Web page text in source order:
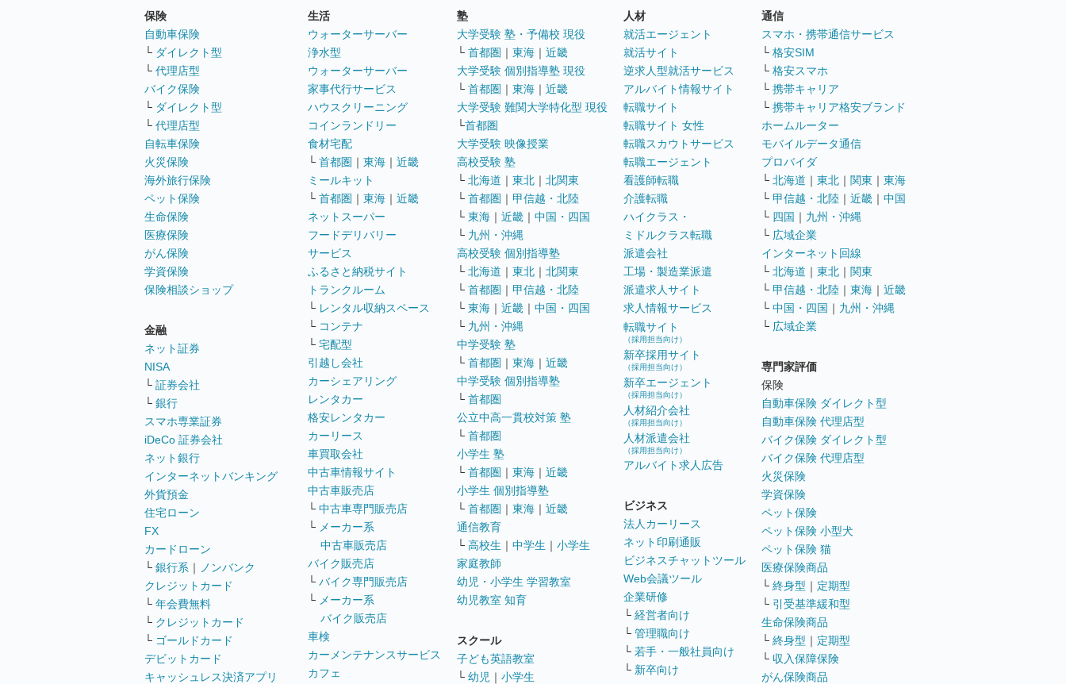
保険
自動車保険
└ ダイレクト型
└ 代理店型
バイク保険
└ ダイレクト型
└ 代理店型
自転車保険
火災保険
海外旅行保険
ペット保険
生命保険
医療保険
がん保険
学資保険
保険相談ショップ
金融
ネット証券
NISA
└ 証券会社
└ 銀行
スマホ専業証券
iDeCo 証券会社
ネット銀行
インターネットバンキング
外貨預金
住宅ローン
FX
カードローン
└ 銀行系 ｜
ノンバンク
クレジットカード
└ 年会費無料
└ クレジットカード
└ ゴールドカード
デビットカード
キャッシュレス決済アプリ
生活
ウォーターサーバー
浄水型
ウォーターサーバー
家事代行サービス
ハウスクリーニング
コインランドリー
食材宅配
└ 首都圏 ｜ 東海 ｜ 近畿
ミールキット
└ 首都圏 ｜ 東海 ｜ 近畿
ネットスーパー
フードデリバリー
サービス
ふるさと納税サイト
トランクルーム
└ レンタル収納スペース
└ コンテナ
└ 宅配型
引越し会社
カーシェアリング
レンタカー
格安レンタカー
カーリース
車買取会社
中古車情報サイト
中古車販売店
└ 中古車専門販売店
└ メーカー系
中古車販売店
バイク販売店
└ バイク専門販売店
└ メーカー系
バイク販売店
車検
カーメンテナンスサービス
カフェ
塾
大学受験 塾・予備校 現役
└ 首都圏 ｜ 東海 ｜ 近畿
大学受験 個別指導塾 現役
└ 首都圏 ｜ 東海 ｜ 近畿
大学受験 難関大学特化型 現役
└首都圏
大学受験 映像授業
高校受験 塾
└ 北海道 ｜ 東北 ｜ 北関東
└ 首都圏 ｜ 甲信越・北陸
└ 東海 ｜ 近畿 ｜ 中国・四国
└ 九州・沖縄
高校受験 個別指導塾
└ 北海道 ｜ 東北 ｜ 北関東
└ 首都圏 ｜ 甲信越・北陸
└ 東海 ｜ 近畿 ｜ 中国・四国
└ 九州・沖縄
中学受験 塾
└ 首都圏 ｜ 東海 ｜ 近畿
中学受験 個別指導塾
└ 首都圏
公立中高一貫校対策 塾
└ 首都圏
小学生 塾
└ 首都圏 ｜ 東海 ｜ 近畿
小学生 個別指導塾
└ 首都圏 ｜ 東海 ｜ 近畿
通信教育
└ 高校生 ｜ 中学生 ｜ 小学生
家庭教師
幼児・小学生 学習教室
幼児教室 知育
スクール
子ども英語教室
└ 幼児 ｜ 小学生
人材
就活エージェント
就活サイト
逆求人型就活サービス
アルバイト情報サイト
転職サイト
転職サイト 女性
転職スカウトサービス
転職エージェント
看護師転職
介護転職
ハイクラス・
ミドルクラス転職
派遣会社
工場・製造業派遣
派遣求人サイト
求人情報サービス
転職サイト
（採用担当向け）
新卒採用サイト
（採用担当向け）
新卒エージェント
（採用担当向け）
人材紹介会社
（採用担当向け）
人材派遣会社
（採用担当向け）
アルバイト求人広告
ビジネス
法人カーリース
ネット印刷通販
ビジネスチャットツール
Web会議ツール
企業研修
└ 経営者向け
└ 管理職向け
└ 若手・一般社員向け
└ 新卒向け
通信
スマホ・携帯通信サービス
└ 格安SIM
└ 格安スマホ
└ 携帯キャリア
└ 携帯キャリア格安ブランド
ホームルーター
モバイルデータ通信
プロバイダ
└ 北海道 ｜ 東北 ｜ 関東 ｜ 東海
└ 甲信越・北陸 ｜ 近畿 ｜ 中国
└ 四国 ｜ 九州・沖縄
└ 広域企業
インターネット回線
└ 北海道 ｜ 東北 ｜ 関東
└ 甲信越・北陸 ｜ 東海 ｜ 近畿
└ 中国・四国 ｜ 九州・沖縄
└ 広域企業
専門家評価
保険
自動車保険 ダイレクト型
自動車保険 代理店型
バイク保険 ダイレクト型
バイク保険 代理店型
火災保険
学資保険
ペット保険
ペット保険 小型犬
ペット保険 猫
医療保険商品
└ 終身型 ｜ 定期型
└ 引受基準緩和型
生命保険商品
└ 終身型 ｜ 定期型
└ 収入保障保険
がん保険商品